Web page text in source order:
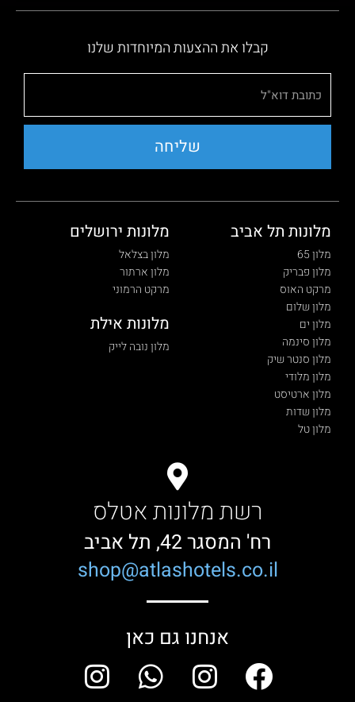
קבלו את ההצעות המיוחדות שלנו
שליחה
מלונות תל אביב
מלון 65
מלון פבריק
מרקט האוס
מלון שלום
מלון ים
מלון סינמה
מלון סנטר שיק
מלון מלודי
מלון ארטיסט
מלון שדות
מלון טל
מלונות ירושלים
מלון בצלאל
מלון ארתור
מרקט הרמוני
מלונות אילת
מלון נובה לייק
רשת מלונות אטלס
רח' המסגר 42, תל אביב
shop@atlashotels.co.il
אנחנו גם כאן
F
I
W
I